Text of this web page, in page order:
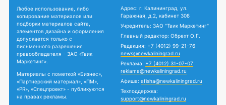
Любое использование, либо
копирование материалов или
подборки материалов сайта,
элементов дизайна и оформления
допускается только с
письменного разрешения
правообладателя - ЗАО «Твик
Маркетинг».
Материалы с пометкой «Бизнес»,
«Партнерский материал», «ПМ»,
«PR», «Спецпроект» - публикуются
на правах рекламы.
Адрес: г. Калининград, ул.
Гаражная, д.2, кабинет 308
Учредитель: ЗАО "Твик Маркетинг"
Главный редактор: Обрехт О.Г.
Редакция: +7 (4012) 99-21-76
news@newkaliningrad.ru
Реклама: +7 (4012) 31-07-07
reklama@newkaliningrad.ru
Афиша: afisha@newkaliningrad.ru
Техподдержка:
support@newkaliningrad.ru